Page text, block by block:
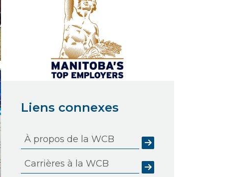
Liens connexes
À propos de la WCB
Carrières à la WCB